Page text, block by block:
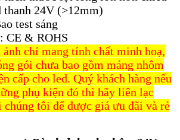
thanh 24V (>12mm)
test sáng
CE & ROHS
chỉ mang tính chất minh hoạ,
gói chưa bao gồm máng nhôm
cấp cho led. Quý khách hàng nếu
phụ kiện đó thì hãy liên lạc
tôi để được giá ưu đãi và rẻ